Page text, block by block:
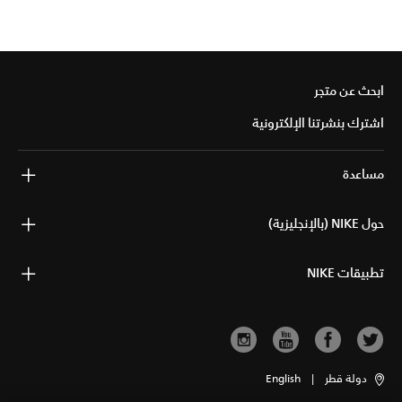
ابحث عن متجر
اشترك بنشرتنا الإلكترونية
مساعدة
حول NIKE (بالإنجليزية)
تطبيقات NIKE
دولة قطر |
English